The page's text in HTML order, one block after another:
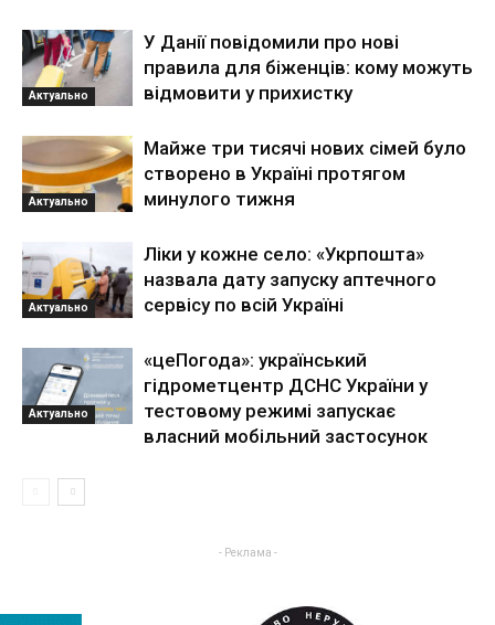
Актуально
У Данії повідомили про нові
правила для біженців: кому можуть
відмовити у прихистку
Актуально
Майже три тисячі нових сімей було
створено в Україні протягом
минулого тижня
Актуально
Ліки у кожне село: «Укрпошта»
назвала дату запуску аптечного
сервісу по всій Україні
Актуально
«цеПогода»: український
гідрометцентр ДСНС України у
тестовому режимі запускає
власний мобільний застосунок
- Реклама -